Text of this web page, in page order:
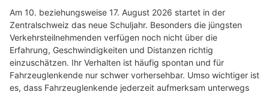
Am 10. beziehungsweise 17. August 2026 startet in der
Zentralschweiz das neue Schuljahr. Besonders die jüngsten
Verkehrsteilnehmenden verfügen noch nicht über die
Erfahrung, Geschwindigkeiten und Distanzen richtig
einzuschätzen. Ihr Verhalten ist häufig spontan und für
Fahrzeuglenkende nur schwer vorhersehbar. Umso wichtiger ist
es, dass Fahrzeuglenkende jederzeit aufmerksam unterwegs